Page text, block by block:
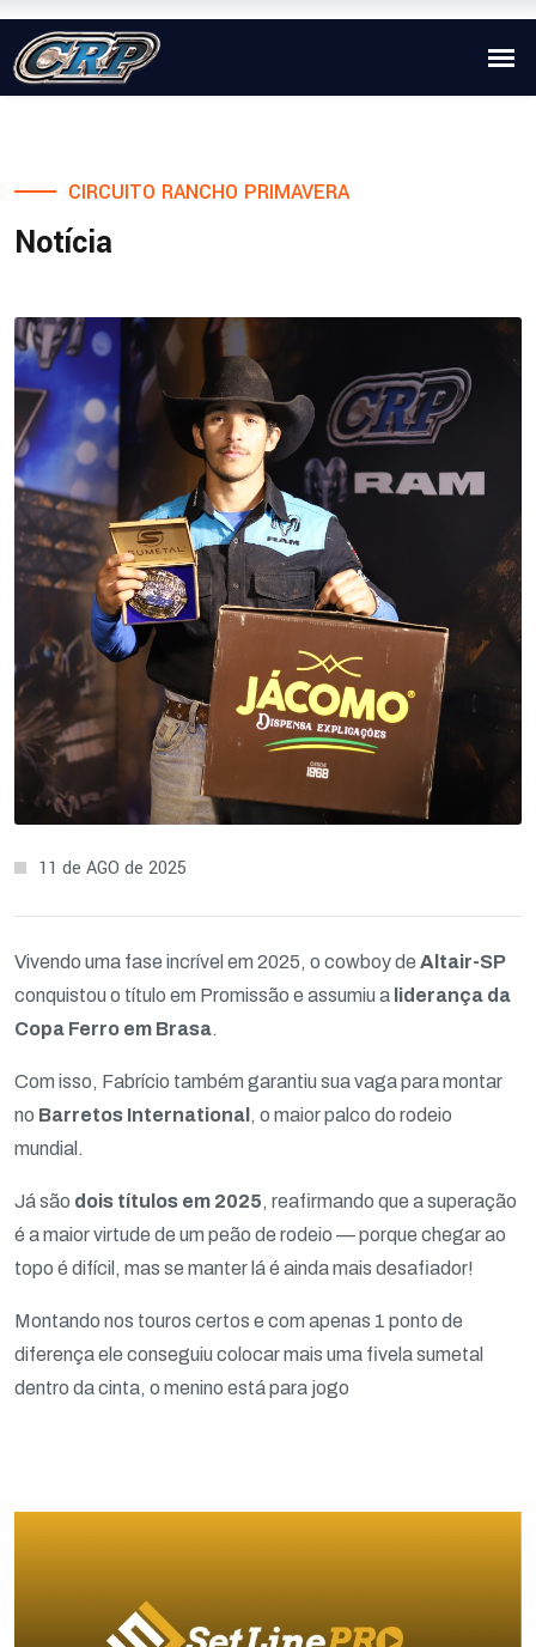
CIRCUITO RANCHO PRIMAVERA
Notícia
11 de AGO de 2025
Vivendo uma fase incrível em 2025, o cowboy de Altair-SP
conquistou o título em Promissão e assumiu a liderança da
Copa Ferro em Brasa.
Com isso, Fabrício também garantiu sua vaga para montar
no Barretos International , o maior palco do rodeio
mundial.
Já são dois títulos em 2025, reafirmando que a superação
é a maior virtude de um peão de rodeio — porque chegar ao
topo é difícil, mas se manter lá é ainda mais desafiador!
Montando nos touros certos e com apenas 1 ponto de
diferença ele conseguiu colocar mais uma fivela sumetal
dentro da cinta, o menino está para jogo